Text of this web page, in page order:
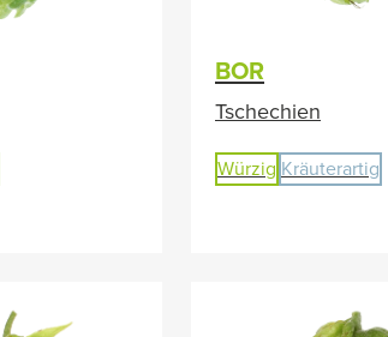
BOR
Tschechien
Würzig Kräuterartig